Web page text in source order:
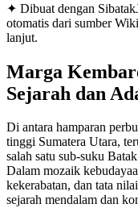
✦ Dibuat dengan
otomatis dari sumber
lanjut.
Marga
Sejarah dan
Di antara hamparan
tinggi Sumatera Utara,
salah satu sub-suku
Dalam mozaik
kekerabatan, dan tata
sejarah mendalam dan